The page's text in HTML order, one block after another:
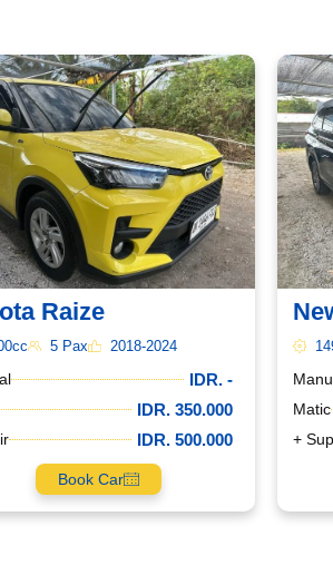
Raize
5 Pax 2018-2024
IDR. -
IDR. 350.000
IDR. 500.000
Book Car
Matic
+